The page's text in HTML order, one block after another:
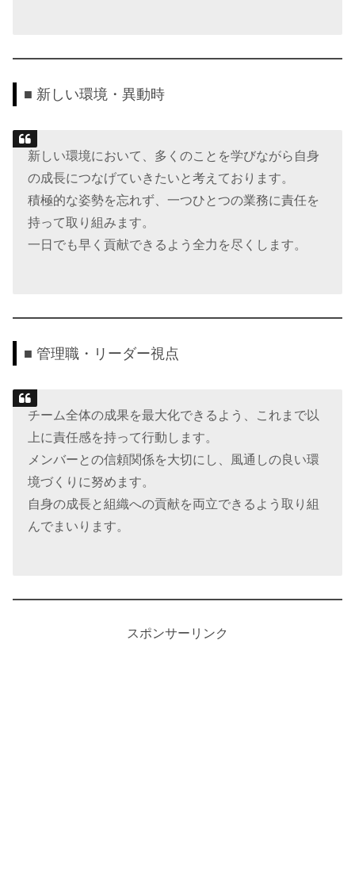
■ 新しい環境・異動時
新しい環境において、多くのことを学びながら自身
の成長につなげていきたいと考えております。
積極的な姿勢を忘れず、一つひとつの業務に責任を
持って取り組みます。
一日でも早く貢献できるよう全力を尽くします。
■ 管理職・リーダー視点
チーム全体の成果を最大化できるよう、これまで以
上に責任感を持って行動します。
メンバーとの信頼関係を大切にし、風通しの良い環
境づくりに努めます。
自身の成長と組織への貢献を両立できるよう取り組
んでまいります。
スポンサーリンク